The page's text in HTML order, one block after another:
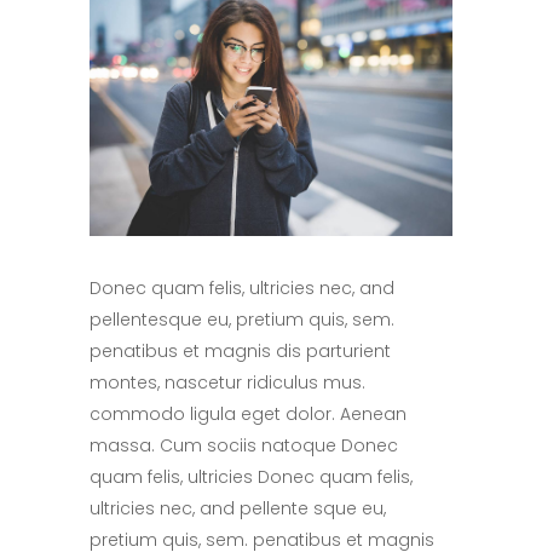
Donec quam felis, ultricies nec, and
pellentesque eu, pretium quis, sem.
penatibus et magnis dis parturient
montes, nascetur ridiculus mus.
commodo ligula eget dolor. Aenean
massa. Cum sociis natoque Donec
quam felis, ultricies Donec quam felis,
ultricies nec, and pellente sque eu,
pretium quis, sem. penatibus et magnis